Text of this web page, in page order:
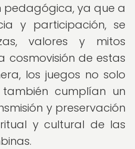
pedagógica, ya que a
y participación, se
valores y mitos
cosmovisión de estas
los juegos no solo
cumplían un
y preservación
y cultural de las